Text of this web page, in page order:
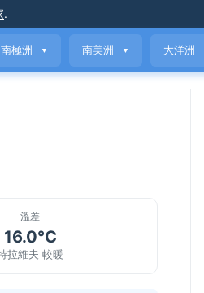
.
南極洲 ▼ 南美洲 ▼ 大洋洲
溫差
16.0°C
拉維夫 較暖